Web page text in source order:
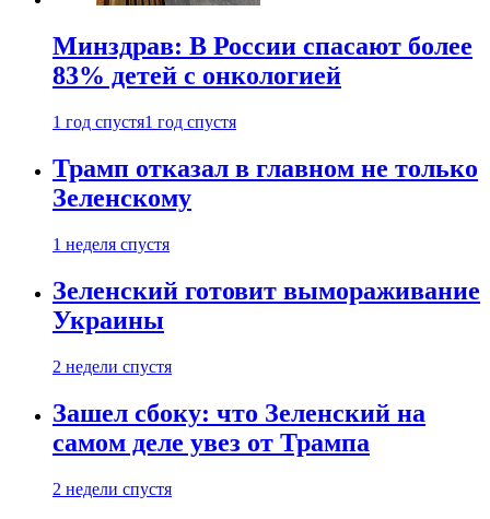
Минздрав: В России спасают более
83% детей с онкологией
1 год спустя1 год спустя
Трамп отказал в главном не только
Зеленскому
1 неделя спустя
Зеленский готовит вымораживание
Украины
2 недели спустя
Зашел сбоку: что Зеленский на
самом деле увез от Трампа
2 недели спустя